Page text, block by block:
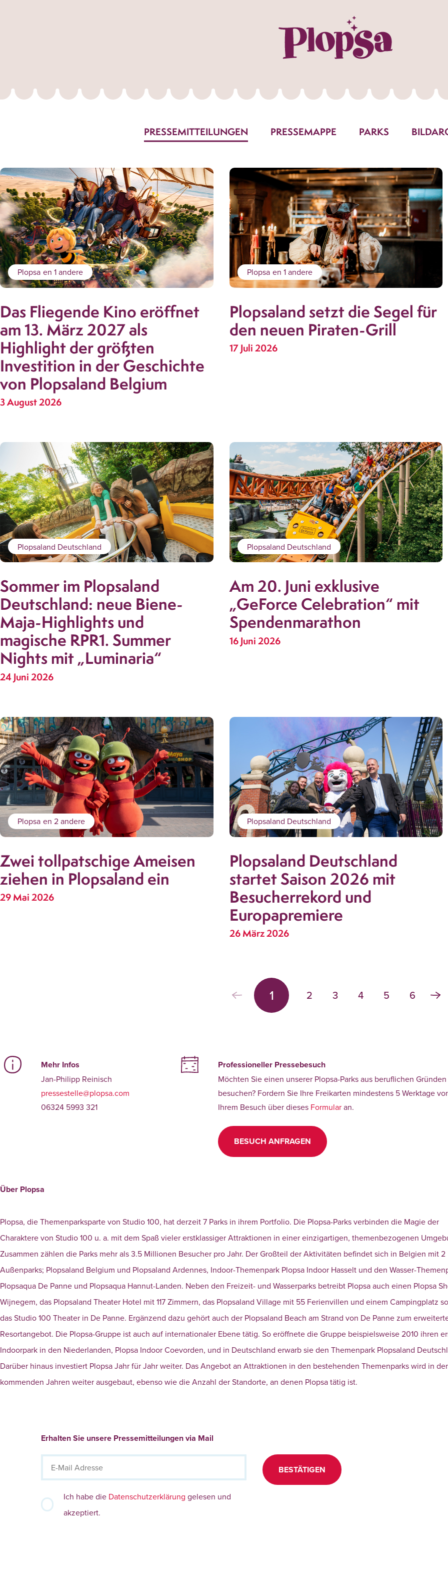
PRESSEMITTEILUNGEN PRESSEMAPPE PARKS
Plopsa en 1 andere
Das Fliegende Kino eröffnet
am 13. März 2027 als
Highlight der größten
Investition in der Geschichte
von Plopsaland Belgium
3 August 2026
Plopsa en 1 andere
Plopsaland setzt die Segel für
den neuen Piraten-Grill
17 Juli 2026
Plopsaland Deutschland
Sommer im Plopsaland
Deutschland: neue Biene-
Maja-Highlights und
magische RPR1. Summer
Nights mit „Luminaria“
24 Juni 2026
Plopsaland Deutschland
Am 20. Juni exklusive
„GeForce Celebration“ mit
Spendenmarathon
16 Juni 2026
Plopsa en 2 andere
Zwei tollpatschige Ameisen
ziehen in Plopsaland ein
29 Mai 2026
Plopsaland Deutschland
Plopsaland Deutschland
startet Saison 2026 mit
Besucherrekord und
Europapremiere
26 März 2026
1 2 3 4 5 6
Mehr Infos
Jan-Philipp Reinisch
pressestelle@plopsa.com
06324 5993 321
Professioneller Pressebesuch
Möchten Sie einen unserer Plopsa-Parks aus beruflichen Gründen
besuchen? Fordern Sie Ihre Freikarten mindestens 5 Werktage vor
Ihrem Besuch über dieses Formularan.
BESUCH ANFRAGEN
Über Plopsa
Plopsa, die Themenparksparte von Studio 100, hat derzeit 7 Parks in ihrem Portfolio. Die Plopsa-Parks verbinden die Magie der
Charaktere von Studio 100 u. a. mit dem Spaß vieler erstklassiger Attraktionen in einer einzigartigen, themenbezogenen
Zusammen zählen die Parks mehr als 3.5 Millionen Besucher pro Jahr. Der Großteil der Aktivitäten befindet sich in Belgien mit 2
Außenparks; Plopsaland Belgium und Plopsaland Ardennes, Indoor-Themenpark Plopsa Indoor Hasselt und den Wasser-
Plopsaqua De Panne und Plopsaqua Hannut-Landen. Neben den Freizeit- und Wasserparks betreibt Plopsa auch einen Plopsa
Wijnegem, das Plopsaland Theater Hotel mit 117 Zimmern, das Plopsaland Village mit 55 Ferienvillen und einem Campingplatz
das Studio 100 Theater in De Panne. Ergänzend dazu gehört auch der Plopsaland Beach am Strand von De Panne zum
Resortangebot. Die Plopsa-Gruppe ist auch auf internationaler Ebene tätig. So eröffnete die Gruppe beispielsweise 2010 ihren
Indoorpark in den Niederlanden, Plopsa Indoor Coevorden, und in Deutschland erwarb sie den Themenpark Plopsaland
Darüber hinaus investiert Plopsa Jahr für Jahr weiter. Das Angebot an Attraktionen in den bestehenden Themenparks wird in
kommenden Jahren weiter ausgebaut, ebenso wie die Anzahl der Standorte, an denen Plopsa tätig ist.
Erhalten Sie unsere Pressemitteilungen via Mail
Ich habe die Datenschutzerklärung gelesen und
akzeptiert.
BESTÄTIGEN